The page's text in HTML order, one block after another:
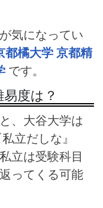
気になってい
都橘大学京都精
です。
度は？
、大谷大学は
立だしな』
立は受験科目
ってくる可能